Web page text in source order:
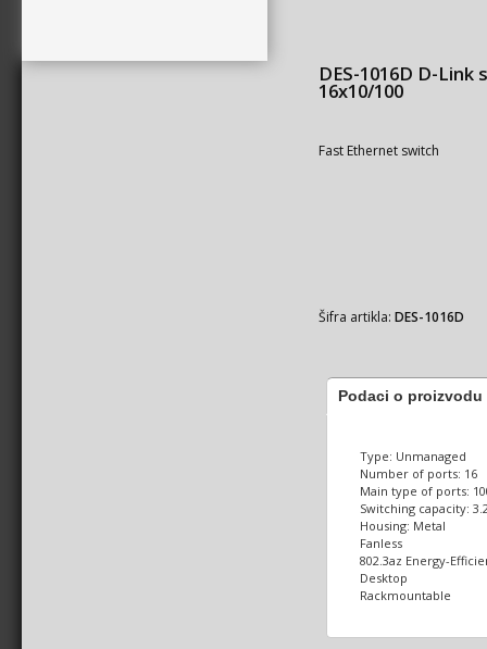
DES-1016D D-Link
16x10/100
Fast Ethernet switch
Šifra artikla:DES-1016D
Podaci o proizvodu
Type: Unmanaged
Number of ports: 16
Main type of ports:
Switching capacity:
Housing: Metal
Fanless
802.3az Energy-
Desktop
Rackmountable